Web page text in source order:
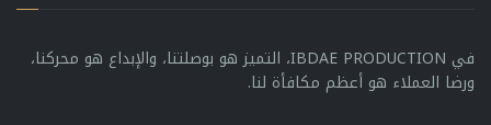
في IBDAE PRODUCTION، التميز هو بوصلتنا، والإبداع هو محركنا،
ورضا العملاء هو أعظم مكافأة لنا.